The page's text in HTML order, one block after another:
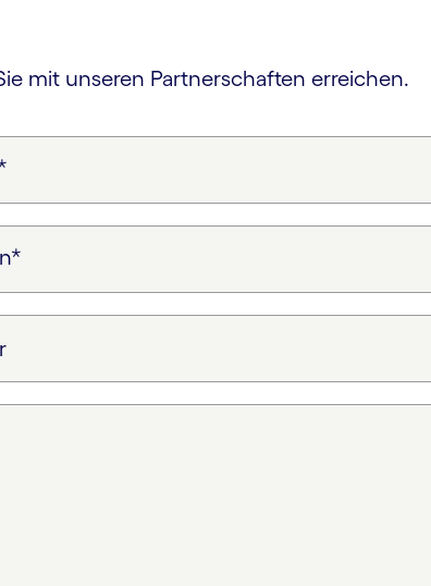
mit unseren Partnerschaften erreichen.